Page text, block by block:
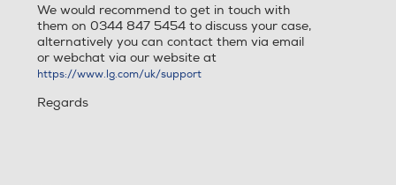
Un TV che è davvero a tua
Numero connessioni comp
We would recommend to get in touch with
them on 0344 847 5454 to discuss your case,
alternatively you can contact them via email
or webchat via our website at
https://www.lg.com/uk/support
Regards